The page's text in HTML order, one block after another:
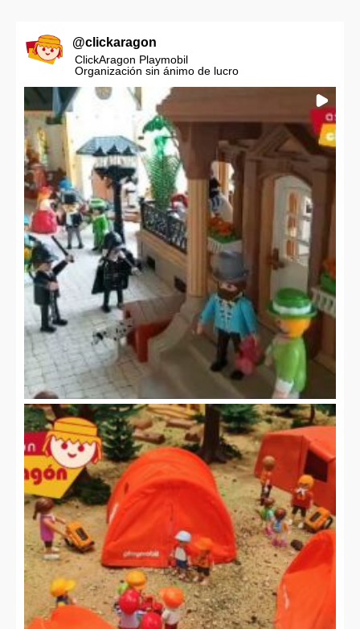
@clickaragon
ClickAragon Playmobil
Organización sin ánimo de lucro